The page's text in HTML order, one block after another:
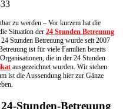
zu werden – Vor kurzem hat die
Situation der 24 Stunden Betreuung
Stunden Betreuung wurde seit 2007
ist für viele Familien bereits
die in der 24 Stunden
ausgezeichnet wurden. Wir stehen
ist die Aussendung hier zur Gänze
Stunden-Betreuung